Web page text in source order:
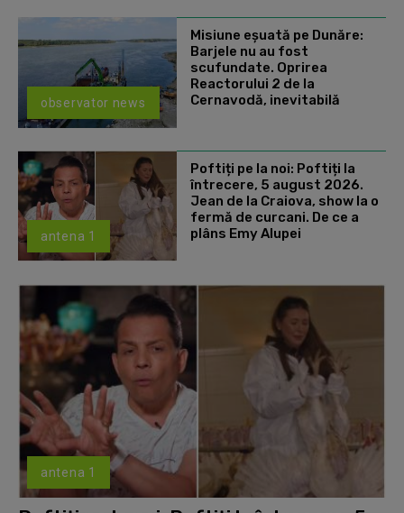
observator news
Misiune eșuată pe Dunăre:
Barjele nu au fost
scufundate. Oprirea
Reactorului 2 de la
Cernavodă, inevitabilă
antena 1
Poftiți pe la noi: Poftiți la
întrecere, 5 august 2026.
Jean de la Craiova, show la o
fermă de curcani. De ce a
plâns Emy Alupei
antena 1